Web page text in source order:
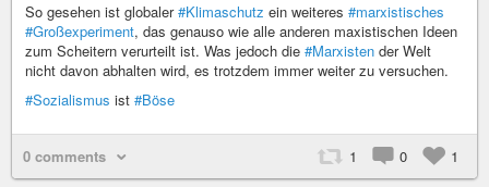
So gesehen ist globaler#Klimaschutz ein weiteres #marxistisches
#Großexperiment, das genauso wie alle anderen maxistischen Ideen
zum Scheitern verurteilt ist. Was jedoch die #Marxisten der Welt
nicht davon abhalten wird, es trotzdem immer weiter zu versuchen.
#Sozialismus ist #Böse
0 comments 1 0 1